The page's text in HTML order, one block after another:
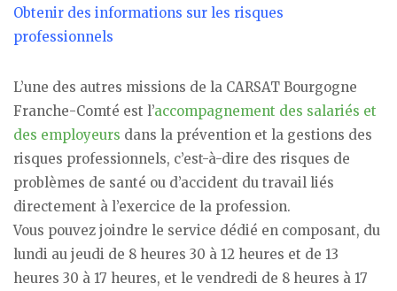
Obtenir des informations sur les risques
professionnels
L’une des autres missions de la CARSAT Bourgogne
Franche-Comté est l’accompagnement des salariés et
des employeurs dans la prévention et la gestions des
risques professionnels, c’est-à-dire des risques de
problèmes de santé ou d’accident du travail liés
directement à l’exercice de la profession.
Vous pouvez joindre le service dédié en composant, du
lundi au jeudi de 8 heures 30 à 12 heures et de 13
heures 30 à 17 heures, et le vendredi de 8 heures à 17